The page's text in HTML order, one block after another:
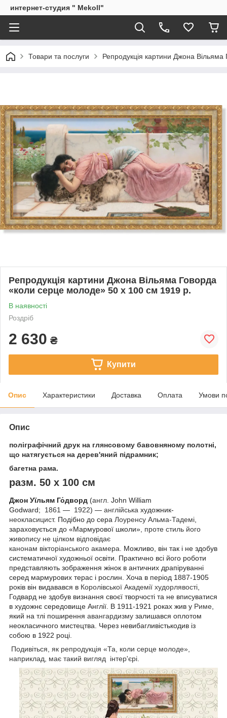
интернет-студия " Mekoll"
Товари та послуги Репродукція картини Джона
Репродукція картини Джона Вільяма Говорда
«коли серце молоде» 50 х 100 см 1919 р.
В наявності
Роздріб
2 630 ₴
Купити
Опис Характеристики Доставка Оплата Умови
Опис
поліграфічний друк на глянсовому бавовняному полотні,
що натягується на дерев'яний підрамник;
багетна рама.
разм. 50 х 100 см
Джон Уїльям Го́дворд (англ. John William
Godward; 1861 — 1922) — англійська художник-
неокласицист. Подібно до сера Лоуренсу Альма-Тадемі,
зараховується до «Мармурової школи», проте стиль його
живопису не цілком відповідає
канонам вікторіанського акамера. Можливо, він так і не здобув
систематичної художньої освіти. Практично всі його роботи
представляють зображення жінок в античних драпіруванні
серед мармурових терас і рослин. Хоча в період 1887-1905
років він видавався в Королівської Академії худорлявості,
Годвард не здобув визнання своєї творчості та не вписуватися
в художнє середовище Англії. В 1911-1921 роках жив у Риме,
який на тлі поширення авангардизму залишався оплотом
неокласичного мистецтва. Через невибагливістькодив із
собою в 1922 році.
Подивіться, як репродукція «Та, коли серце молоде»,
наприклад, має такий вигляд інтер'єрі.